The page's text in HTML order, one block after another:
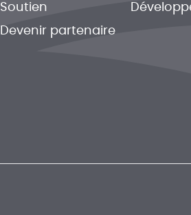
Soutien
Devenir partenaire